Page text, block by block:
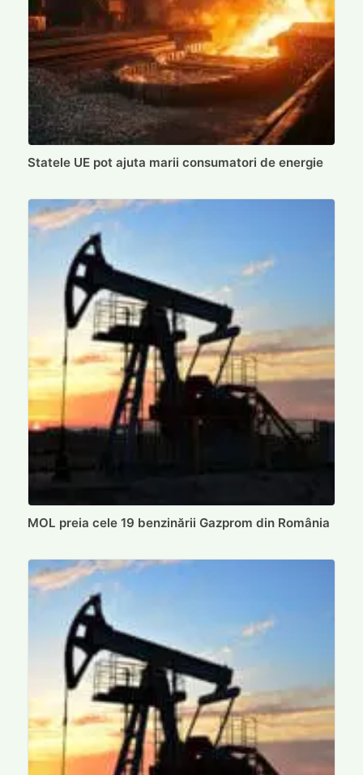
Statele UE pot ajuta marii consumatori de energie
MOL preia cele 19 benzinării Gazprom din România